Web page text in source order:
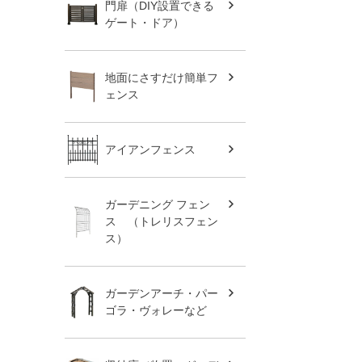
門扉（DIY設置できる
ゲート・ドア）
地面にさすだけ簡単フ
ェンス
アイアンフェンス
ガーデニング フェン
ス （トレリスフェン
ス）
ガーデンアーチ・パー
ゴラ・ヴォレーなど